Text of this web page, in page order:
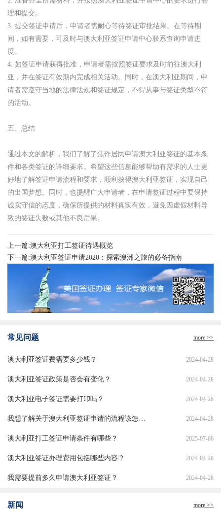
理和提交。
3. 提交签证申请后，申请者需耐心等待签证审批结果。在等待期
间，如有需要，可及时与澳大利亚签证申请中心联系查询申请进
度。
4. 如签证申请获得批准，申请者需按照签证要求及时前往澳大利
亚，并在签证有效期内完成相关活动。同时，在澳大利亚期间，申
请者需遵守当地的法律法规和签证规定，不得从事与签证类型不符
的活动。
五、总结
通过本文的解析，我们了解了焦作居民申请澳大利亚签证的基本条
件和各类签证的详细要求。希望这些信息能够帮助有需求的人士更
好地了解签证申请流程和要求，顺利获得澳大利亚签证，实现自己
的出国梦想。同时，也提醒广大申请者，在申请签证过程中要保持
诚实守信的态度，确保所提供的材料真实有效，避免因虚假材料导
致的签证失败或其他不良后果。
上一篇:澳大利亚打工签证待遇概览
下一篇:澳大利亚签证申请2020：探索澳洲之旅的必备指南
常见问题 more >>
澳大利亚签证费需要多少钱？ 2024-04-28
澳大利亚签证政策是否会有变化？ 2024-04-28
澳大利亚电子签证需要打印吗？ 2024-04-28
我想了解关于澳大利亚签证申请的流程该怎么办？ 2024-04-28
澳大利亚打工签证申请条件有哪些？ 2025-07-06
澳大利亚签证办理费用包括哪些内容？ 2024-04-28
我需要提前多久申请澳大利亚签证？ 2024-04-28
新闻 more >>